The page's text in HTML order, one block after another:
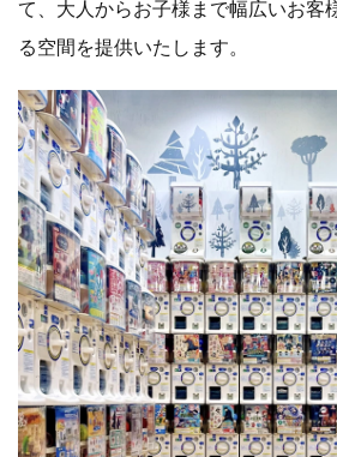
て、大人からお子様まで幅広いお客
る空間を提供いたします。